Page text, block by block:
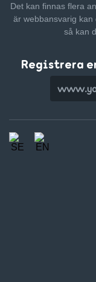
Det kan finnas flera
är webbansvarig
så kan
Registrera